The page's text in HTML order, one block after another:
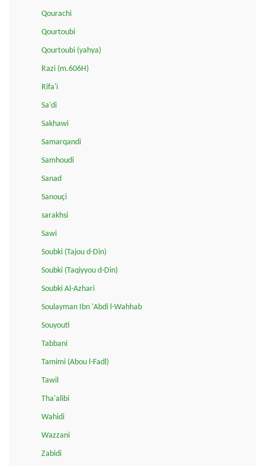
Qourachi
Qourtoubi
Qourtoubi (yahya)
Razi (m.606H)
Rifa'i
Sa'di
Sakhawi
Samarqandi
Samhoudi
Sanad
Sanouçi
sarakhsi
Sawi
Soubki (Tajou d-Din)
Soubki (Taqiyyou d-Din)
Soubki Al-Azhari
Soulayman Ibn 'Abdi l-Wahhab
Souyouti
Tabbani
Tamimi (Abou l-Fadl)
Tawil
Tha'alibi
Wahidi
Wazzani
Zabidi